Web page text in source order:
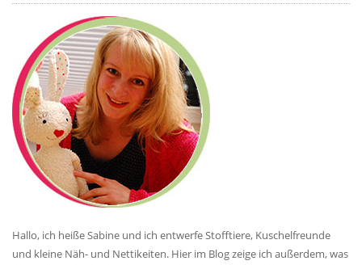
Hallo, ich heiße Sabine und ich entwerfe Stofftiere, Kuschelfreunde
und kleine Näh- und Nettikeiten. Hier im Blog zeige ich außerdem, was